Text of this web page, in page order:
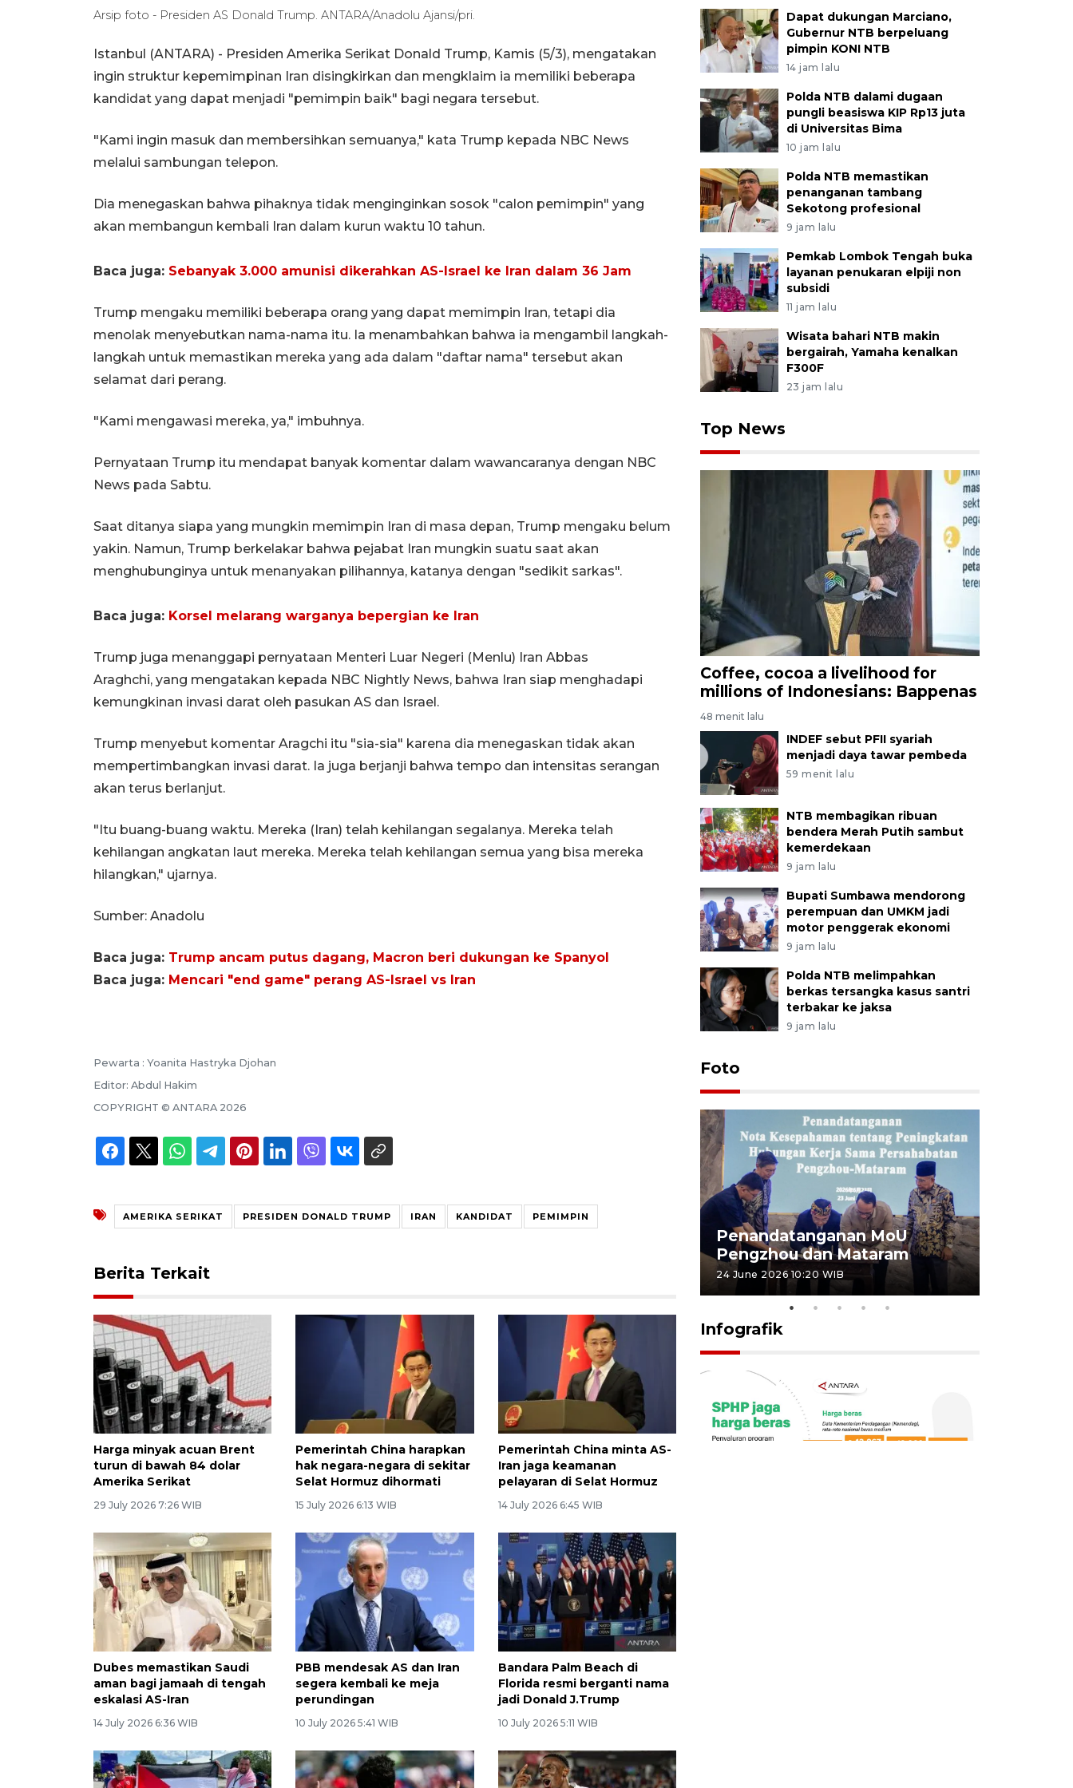
Arsip foto - Presiden AS Donald Trump. ANTARA/Anadolu Ajansi/pri.
Istanbul (ANTARA) - Presiden Amerika Serikat Donald Trump, Kamis (5/3), mengatakan
ingin struktur kepemimpinan Iran disingkirkan dan mengklaim ia memiliki beberapa
kandidat yang dapat menjadi "pemimpin baik" bagi negara tersebut.
"Kami ingin masuk dan membersihkan semuanya," kata Trump kepada NBC News
melalui sambungan telepon.
Dia menegaskan bahwa pihaknya tidak menginginkan sosok "calon pemimpin" yang
akan membangun kembali Iran dalam kurun waktu 10 tahun.
Baca juga: Sebanyak 3.000 amunisi dikerahkan AS-Israel ke Iran dalam 36 Jam
Trump mengaku memiliki beberapa orang yang dapat memimpin Iran, tetapi dia
menolak menyebutkan nama-nama itu. Ia menambahkan bahwa ia mengambil langkah-
langkah untuk memastikan mereka yang ada dalam "daftar nama" tersebut akan
selamat dari perang.
"Kami mengawasi mereka, ya," imbuhnya.
Pernyataan Trump itu mendapat banyak komentar dalam wawancaranya dengan NBC
News pada Sabtu.
Saat ditanya siapa yang mungkin memimpin Iran di masa depan, Trump mengaku belum
yakin. Namun, Trump berkelakar bahwa pejabat Iran mungkin suatu saat akan
menghubunginya untuk menanyakan pilihannya, katanya dengan "sedikit sarkas".
Baca juga: Korsel melarang warganya bepergian ke Iran
Trump juga menanggapi pernyataan Menteri Luar Negeri (Menlu) Iran Abbas
Araghchi, yang mengatakan kepada NBC Nightly News, bahwa Iran siap menghadapi
kemungkinan invasi darat oleh pasukan AS dan Israel.
Trump menyebut komentar Aragchi itu "sia-sia" karena dia menegaskan tidak akan
mempertimbangkan invasi darat. Ia juga berjanji bahwa tempo dan intensitas serangan
akan terus berlanjut.
"Itu buang-buang waktu. Mereka (Iran) telah kehilangan segalanya. Mereka telah
kehilangan angkatan laut mereka. Mereka telah kehilangan semua yang bisa mereka
hilangkan," ujarnya.
Sumber: Anadolu
Baca juga: Trump ancam putus dagang, Macron beri dukungan ke Spanyol
Baca juga: Mencari "end game" perang AS-Israel vs Iran
Pewarta : Yoanita Hastryka Djohan
Editor: Abdul Hakim
COPYRIGHT © ANTARA 2026
AMERIKA SERIKAT PRESIDEN DONALD TRUMP IRAN KANDIDAT PEMIMPIN
Berita Terkait
Harga minyak acuan Brent
turun di bawah 84 dolar
Amerika Serikat
29 July 2026 7:26 WIB
Pemerintah China harapkan
hak negara-negara di sekitar
Selat Hormuz dihormati
15 July 2026 6:13 WIB
Pemerintah China minta AS-
Iran jaga keamanan
pelayaran di Selat Hormuz
14 July 2026 6:45 WIB
Dubes memastikan Saudi
aman bagi jamaah di tengah
eskalasi AS-Iran
14 July 2026 6:36 WIB
PBB mendesak AS dan Iran
segera kembali ke meja
perundingan
10 July 2026 5:41 WIB
Bandara Palm Beach di
Florida resmi berganti nama
jadi Donald J.Trump
10 July 2026 5:11 WIB
Dapat dukungan Marciano,
Gubernur NTB berpeluang
pimpin KONI NTB
14 jam lalu
Polda NTB dalami dugaan
pungli beasiswa KIP Rp13 juta
di Universitas Bima
10 jam lalu
Polda NTB memastikan
penanganan tambang
Sekotong profesional
9 jam lalu
Pemkab Lombok Tengah buka
layanan penukaran elpiji non
subsidi
11 jam lalu
Wisata bahari NTB makin
bergairah, Yamaha kenalkan
F300F
23 jam lalu
Top News
Coffee, cocoa a livelihood for
millions of Indonesians: Bappenas
48 menit lalu
INDEF sebut PFII syariah
menjadi daya tawar pembeda
59 menit lalu
NTB membagikan ribuan
bendera Merah Putih sambut
kemerdekaan
9 jam lalu
Bupati Sumbawa mendorong
perempuan dan UMKM jadi
motor penggerak ekonomi
9 jam lalu
Polda NTB melimpahkan
berkas tersangka kasus santri
terbakar ke jaksa
9 jam lalu
Foto
Penandatanganan MoU
Pengzhou dan Mataram
24 June 2026 10:20 WIB
Infografik